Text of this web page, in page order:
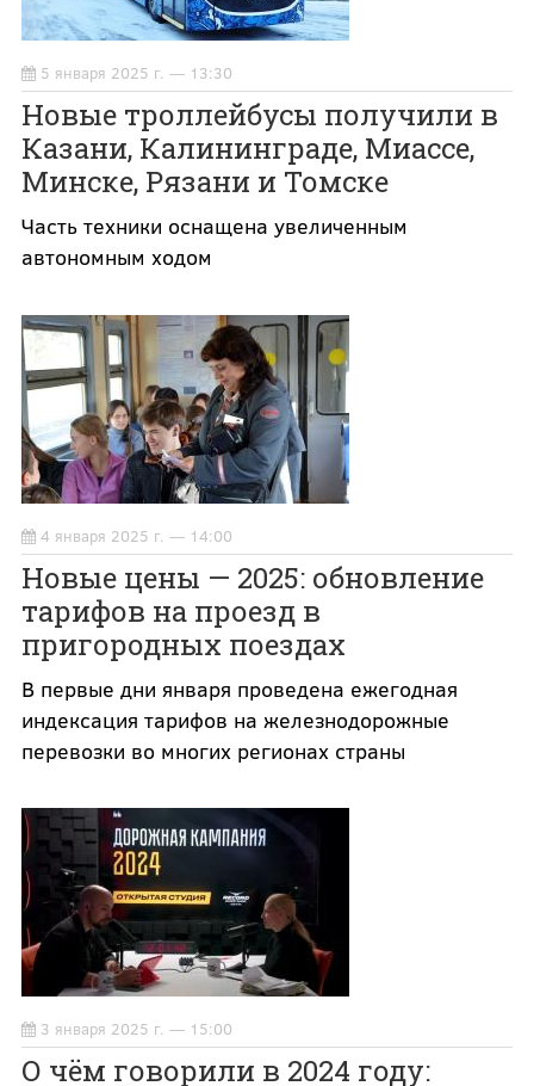
5 января 2025 г. — 13:30
Новые троллейбусы получили в
Казани, Калининграде, Миассе,
Минске, Рязани и Томске
Часть техники оснащена увеличенным
автономным ходом
4 января 2025 г. — 14:00
Новые цены — 2025: обновление
тарифов на проезд в
пригородных поездах
В первые дни января проведена ежегодная
индексация тарифов на железнодорожные
перевозки во многих регионах страны
3 января 2025 г. — 15:00
О чём говорили в 2024 году: